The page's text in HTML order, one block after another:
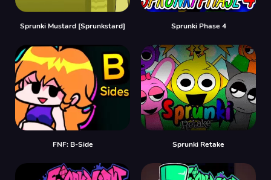
Sprunki Mustard [Sprunkstard] Sprunki Phase 4
FNF: B-Side Sprunki Retake